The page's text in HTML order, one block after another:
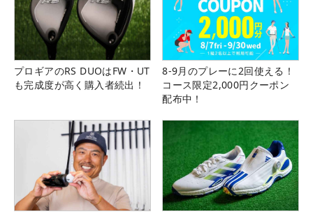
プロギアのRS DUOはFW・UT
も完成度が高く購入者続出！
8-9月のプレーに2回使える！
コース限定2,000円クーポン
配布中！